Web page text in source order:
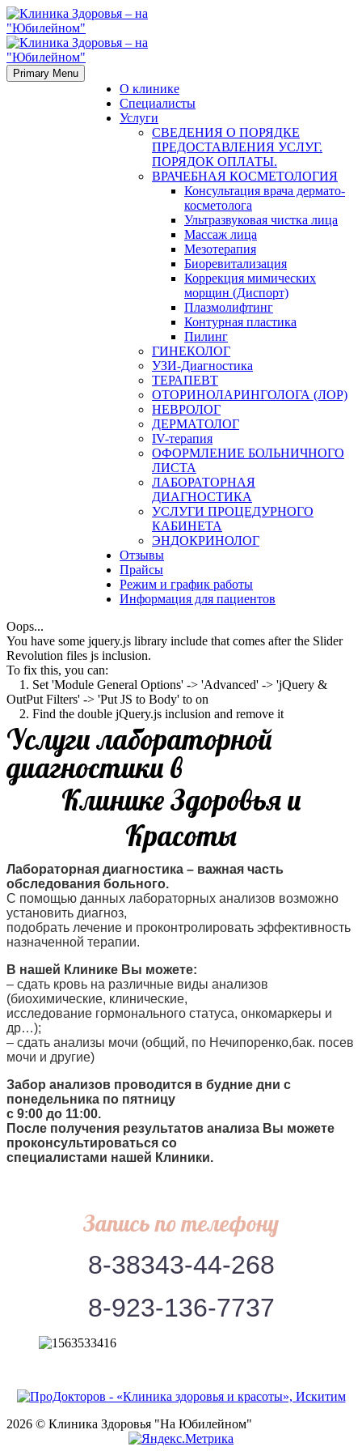
Primary Menu
О клинике
Специалисты
Услуги
СВЕДЕНИЯ О ПОРЯДКЕ
ПРЕДОСТАВЛЕНИЯ УСЛУГ.
ПОРЯДОК ОПЛАТЫ.
ВРАЧЕБНАЯ КОСМЕТОЛОГИЯ
Консультация врача дермато-
косметолога
Ультразвуковая чистка лица
Массаж лица
Мезотерапия
Биоревитализация
Коррекция мимических
морщин (Диспорт)
Плазмолифтинг
Контурная пластика
Пилинг
ГИНЕКОЛОГ
УЗИ-Диагностика
ТЕРАПЕВТ
ОТОРИНОЛАРИНГОЛОГА (ЛОР)
НЕВРОЛОГ
ДЕРМАТОЛОГ
IV-терапия
ОФОРМЛЕНИЕ БОЛЬНИЧНОГО
ЛИСТА
ЛАБОРАТОРНАЯ
ДИАГНОСТИКА
УСЛУГИ ПРОЦЕДУРНОГО
КАБИНЕТА
ЭНДОКРИНОЛОГ
Отзывы
Прайсы
Режим и график работы
Информация для пациентов
Oops...
You have some jquery.js library include that comes after the Slider
Revolution files js inclusion.
To fix this, you can:
1. Set 'Module General Options' -> 'Advanced' -> 'jQuery &
OutPut Filters' -> 'Put JS to Body' to on
2. Find the double jQuery.js inclusion and remove it
Услуги лабораторной
диагностики в
Клинике Здоровья и
Красоты
Лабораторная диагностика – важная часть
обследования больного.
С помощью данных лабораторных анализов возможно
установить диагноз,
подобрать лечение и проконтролировать эффективность
назначенной терапии.
В нашей Клинике Вы можете:
– сдать кровь на различные виды анализов
(биохимические, клинические,
исследование гормонального статуса, онкомаркеры и
др…);
– сдать анализы мочи (общий, по Нечипоренко,бак. посев
мочи и другие)
Забор анализов проводится в будние дни с
понедельника по пятницу
с 9:00 до 11:00.
После получения результатов анализа Вы можете
проконсультироваться со
специалистами нашей Клиники.
Запись по телефону
8-38343-44-268
8-923-136-7737
2026 © Клиника Здоровья "На Юбилейном"